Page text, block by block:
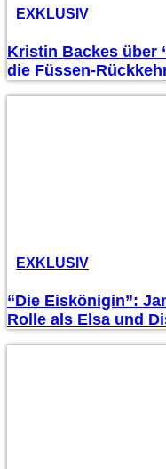
EXKLUSIV
Kristin Backes über
die Füssen-
EXKLUSIV
“Die Eiskönigin”:
Rolle als Elsa und